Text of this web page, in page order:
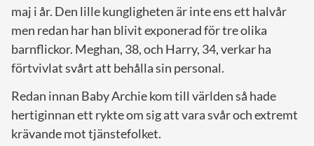
maj i år. Den lille kungligheten är inte ens ett halvår
men redan har han blivit exponerad för tre olika
barnflickor. Meghan, 38, och Harry, 34, verkar ha
förtvivlat svårt att behålla sin personal.
Redan innan Baby Archie kom till världen så hade
hertiginnan ett rykte om sig att vara svår och extremt
krävande mot tjänstefolket.